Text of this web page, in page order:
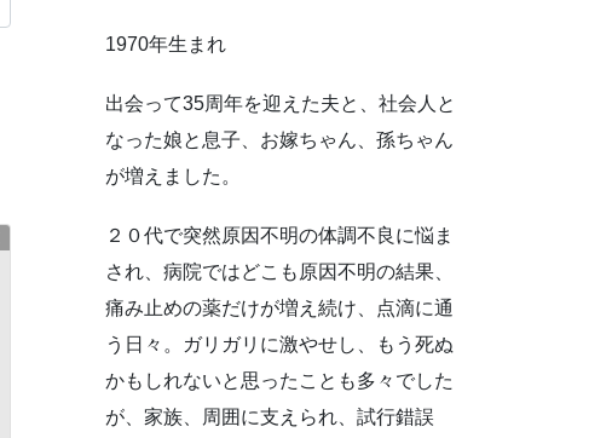
1970年生まれ
出会って35周年を迎えた夫と、社会人と
なった娘と息子、お嫁ちゃん、孫ちゃん
が増えました。
２０代で突然原因不明の体調不良に悩ま
され、病院ではどこも原因不明の結果、
痛み止めの薬だけが増え続け、点滴に通
う日々。ガリガリに激やせし、もう死ぬ
かもしれないと思ったことも多々でした
が、家族、周囲に支えられ、試行錯誤